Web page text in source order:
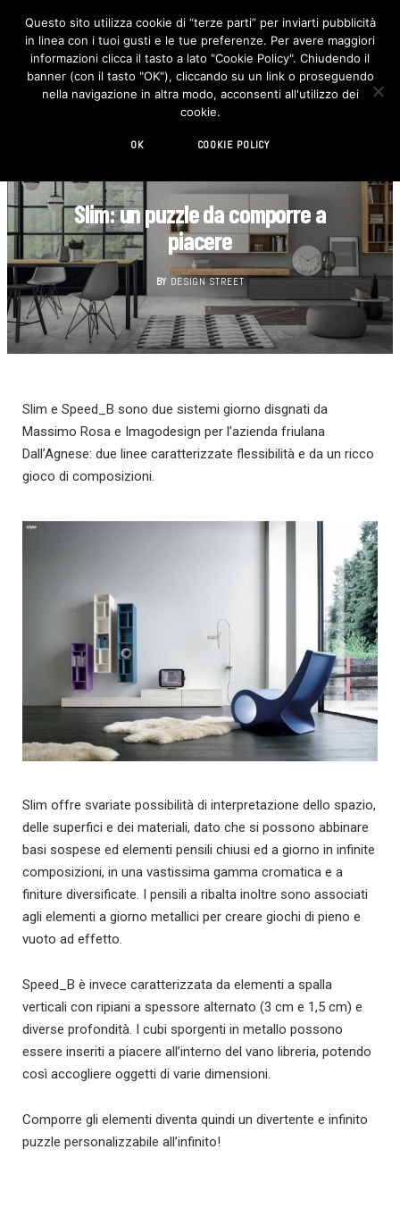
F
c
e
b
o
I
n
s
t
Slim: un puzzle da comporre a
piacere
BY DESIGN STREET
Slim e Speed_B sono due sistemi giorno disgnati da
Massimo Rosa e Imagodesign per l’azienda friulana
Dall’Agnese: due linee caratterizzate flessibilità e da un ricco
gioco di composizioni.
Slim offre svariate possibilità di interpretazione dello spazio,
delle superfici e dei materiali, dato che si possono abbinare
basi sospese ed elementi pensili chiusi ed a giorno in infinite
composizioni, in una vastissima gamma cromatica e a
finiture diversificate. I pensili a ribalta inoltre sono associati
agli elementi a giorno metallici per creare giochi di pieno e
vuoto ad effetto.
Speed_B è invece caratterizzata da elementi a spalla
verticali con ripiani a spessore alternato (3 cm e 1,5 cm) e
diverse profondità. I cubi sporgenti in metallo possono
essere inseriti a piacere all’interno del vano libreria, potendo
così accogliere oggetti di varie dimensioni.
Comporre gli elementi diventa quindi un divertente e infinito
puzzle personalizzabile all’infinito!
Questo sito utilizza cookie di “terze parti” per inviarti pubblicità
in linea con i tuoi gusti e le tue preferenze. Per avere maggiori
informazioni clicca il tasto a lato "Cookie Policy". Chiudendo il
banner (con il tasto "OK"), cliccando su un link o proseguendo
nella navigazione in altra modo, acconsenti all'utilizzo dei
cookie.
OK COOKIE POLICY